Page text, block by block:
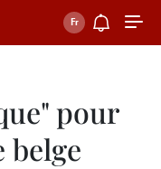
pour
belge